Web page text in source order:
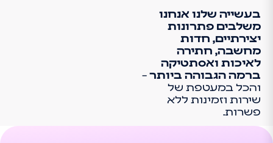
בעשייה שלנו אנחנו
משלבים פתרונות
יצירתיים, חדות
מחשבה, חתירה
לאיכות ואסתטיקה
ברמה הגבוהה ביותר–
והכל במעטפת של
שירות וזמינות ללא
פשרות.